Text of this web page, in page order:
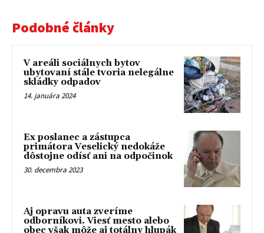
Podobné články
V areáli sociálnych bytov
ubytovaní stále tvoria nelegálne
skládky odpadov
14. januára 2024
Ex poslanec a zástupca
primátora Veselický nedokáže
dôstojne odísť ani na odpočinok
30. decembra 2023
Aj opravu auta zveríme
odborníkovi. Viesť mesto alebo
obec však môže aj totálny hlupák